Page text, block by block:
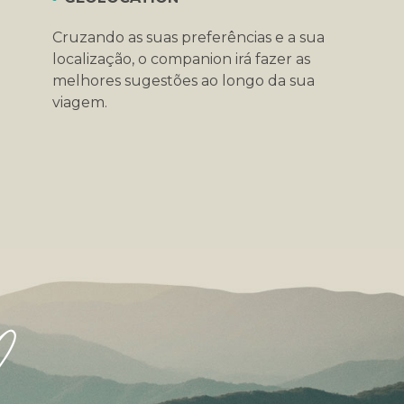
Cruzando as suas preferências e a sua
localização, o companion irá fazer as
melhores sugestões ao longo da sua
viagem.